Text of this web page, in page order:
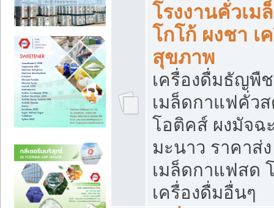
โรงงานคั่วเม
โกโก้ ผงชา เ
สุขภาพ
เครื่องดื่มธัญพื
เมล็ดกาแฟคั่ว
โอติคส์ ผงมัจฉ
มะนาว ราคาส่
เมล็ดกาแฟสด
เครื่องดื่มอื่นๆ